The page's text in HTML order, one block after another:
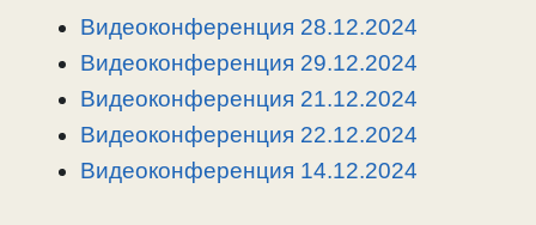
r
a
o
в
Видеоконференция 28.12.2024
Видеоконференция 29.12.2024
Видеоконференция 21.12.2024
Видеоконференция 22.12.2024
Видеоконференция 14.12.2024